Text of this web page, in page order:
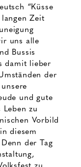
“Küsse
Zeit
uns alle
Bussis
damit lieber
der
und gute
Leben zu
Vorbild
diesem
der Tag